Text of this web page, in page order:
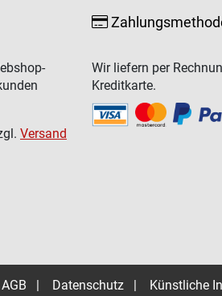
Versand
Wir liefern per
Kreditkarte.
AGB | Datenschutz | Künstliche